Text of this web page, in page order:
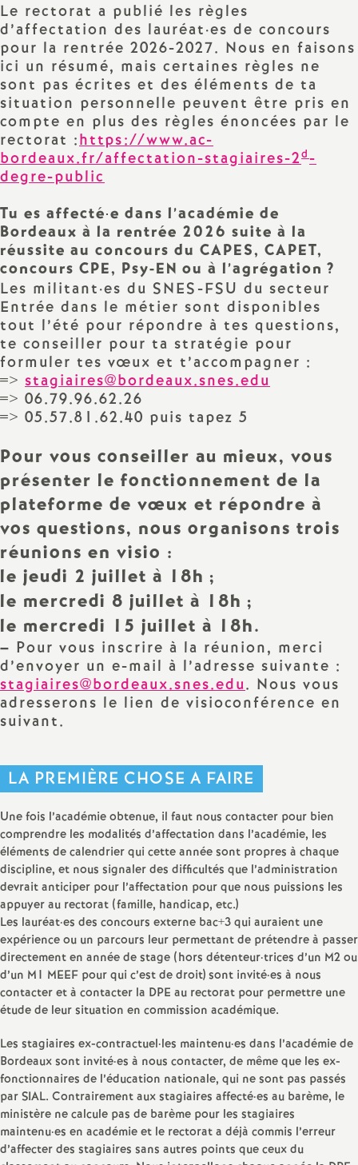
s
e
i
g
n
e
m
e
n
s
d
e
e
c
o
d
d
e
g
r
é
O
r
l
é
Le rectorat a publié les règles
d’affectation des lauréat·es de concours
pour la rentrée 2026-2027. Nous en faisons
ici un résumé, mais certaines règles ne
sont pas écrites et des éléments de ta
situation personnelle peuvent être pris en
compte en plus des règles énoncées par le
rectorat :https://www.ac-
bordeaux.fr/affectation-stagiaires-2d-
degre-public
Tu es affecté·e dans l’académie de
Bordeaux à la rentrée 2026 suite à la
réussite au concours du CAPES, CAPET,
concours CPE, Psy-EN ou à l’agrégation ?
Les militant·es du SNES-FSU du secteur
Entrée dans le métier sont disponibles
tout l’été pour répondre à tes questions,
te conseiller pour ta stratégie pour
formuler tes vœux et t’accompagner :
=> stagiaires@bordeaux.snes.edu
=> 06.79.96.62.26
=> 05.57.81.62.40 puis tapez 5
Pour vous conseiller au mieux, vous
présenter le fonctionnement de la
plateforme de vœux et répondre à
vos questions, nous organisons trois
réunions en visio :
le jeudi 2 juillet à 18h ;
le mercredi 8 juillet à 18h ;
le mercredi 15 juillet à 18h.
– Pour vous inscrire à la réunion, merci
d’envoyer un e-mail à l’adresse suivante :
stagiaires@bordeaux.snes.edu. Nous vous
adresserons le lien de visioconférence en
suivant.
LA PREMIÈRE CHOSE A FAIRE
Une fois l’académie obtenue, il faut nous contacter pour bien
comprendre les modalités d’affectation dans l’académie, les
éléments de calendrier qui cette année sont propres à chaque
discipline, et nous signaler des difficultés que l’administration
devrait anticiper pour l’affectation pour que nous puissions les
appuyer au rectorat (famille, handicap, etc.)
Les lauréat·es des concours externe bac+3 qui auraient une
expérience ou un parcours leur permettant de prétendre à passer
directement en année de stage (hors détenteur·trices d’un M2 ou
d’un M1 MEEF pour qui c’est de droit) sont invité·es à nous
contacter et à contacter la DPE au rectorat pour permettre une
étude de leur situation en commission académique.
Les stagiaires ex-contractuel·les maintenu·es dans l’académie de
Bordeaux sont invité·es à nous contacter, de même que les ex-
fonctionnaires de l’éducation nationale, qui ne sont pas passés
par SIAL. Contrairement aux stagiaires affecté·es au barème, le
ministère ne calcule pas de barème pour les stagiaires
maintenu·es en académie et le rectorat a déjà commis l’erreur
d’affecter des stagiaires sans autres points que ceux du